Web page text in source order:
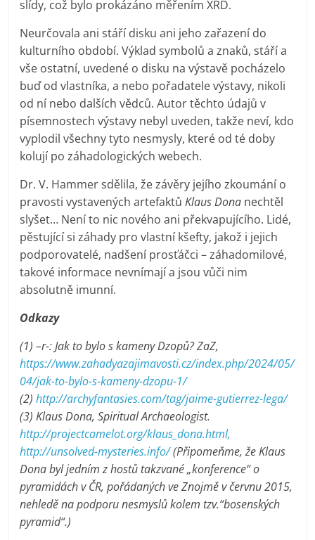
slídy, což bylo prokázáno měřením XRD.
Neurčovala ani stáří disku ani jeho zařazení do
kulturního období. Výklad symbolů a znaků, stáří a
vše ostatní, uvedené o disku na výstavě pocházelo
buď od vlastníka, a nebo pořadatele výstavy, nikoli
od ní nebo dalších vědců. Autor těchto údajů v
písemnostech výstavy nebyl uveden, takže neví, kdo
vyplodil všechny tyto nesmysly, které od té doby
kolují po záhadologických webech.
Dr. V. Hammer sdělila, že závěry jejího zkoumání o
pravosti vystavených artefaktůKlaus Dona nechtěl
slyšet… Není to nic nového ani překvapujícího. Lidé,
pěstující si záhady pro vlastní kšefty, jakož i jejich
podporovatelé, nadšení prosťáčci – záhadomilové,
takové informace nevnímají a jsou vůči nim
absolutně imunní.
Odkazy
(1) –r-: Jak to bylo s kameny Dzopů? ZaZ,
https://www.zahadyazajimavosti.cz/index.php/2024/05/
04/jak-to-bylo-s-kameny-dzopu-1/
(2)http://archyfantasies.com/tag/jaime-gutierrez-lega/
(3) Klaus Dona, Spiritual Archaeologist.
http://projectcamelot.org/klaus_dona.html,
http://unsolved-mysteries.info/(Připomeňme, že Klaus
Dona byl jedním z hostů takzvané „konference“ o
pyramidách v ČR, pořádaných ve Znojmě v červnu 2015,
nehledě na podporu nesmyslů kolem tzv.“bosenských
pyramid“.)